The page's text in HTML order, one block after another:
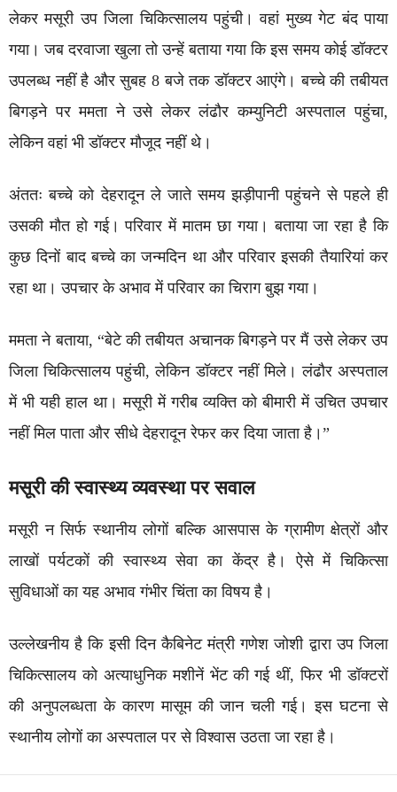
लेकर मसूरी उप जिला चिकित्सालय पहुंची। वहां मुख्य गेट बंद पाया
गया। जब दरवाजा खुला तो उन्हें बताया गया कि इस समय कोई डॉक्टर
उपलब्ध नहीं है और सुबह 8 बजे तक डॉक्टर आएंगे। बच्चे की तबीयत
बिगड़ने पर ममता ने उसे लेकर लंढौर कम्युनिटी अस्पताल पहुंचा,
लेकिन वहां भी डॉक्टर मौजूद नहीं थे।
अंततः बच्चे को देहरादून ले जाते समय झड़ीपानी पहुंचने से पहले ही
उसकी मौत हो गई। परिवार में मातम छा गया। बताया जा रहा है कि
कुछ दिनों बाद बच्चे का जन्मदिन था और परिवार इसकी तैयारियां कर
रहा था। उपचार के अभाव में परिवार का चिराग बुझ गया।
ममता ने बताया, “बेटे की तबीयत अचानक बिगड़ने पर मैं उसे लेकर उप
जिला चिकित्सालय पहुंची, लेकिन डॉक्टर नहीं मिले। लंढौर अस्पताल
में भी यही हाल था। मसूरी में गरीब व्यक्ति को बीमारी में उचित उपचार
नहीं मिल पाता और सीधे देहरादून रेफर कर दिया जाता है।”
मसूरी की स्वास्थ्य व्यवस्था पर सवाल
मसूरी न सिर्फ स्थानीय लोगों बल्कि आसपास के ग्रामीण क्षेत्रों और
लाखों पर्यटकों की स्वास्थ्य सेवा का केंद्र है। ऐसे में चिकित्सा
सुविधाओं का यह अभाव गंभीर चिंता का विषय है।
उल्लेखनीय है कि इसी दिन कैबिनेट मंत्री गणेश जोशी द्वारा उप जिला
चिकित्सालय को अत्याधुनिक मशीनें भेंट की गई थीं, फिर भी डॉक्टरों
की अनुपलब्धता के कारण मासूम की जान चली गई। इस घटना से
स्थानीय लोगों का अस्पताल पर से विश्वास उठता जा रहा है।